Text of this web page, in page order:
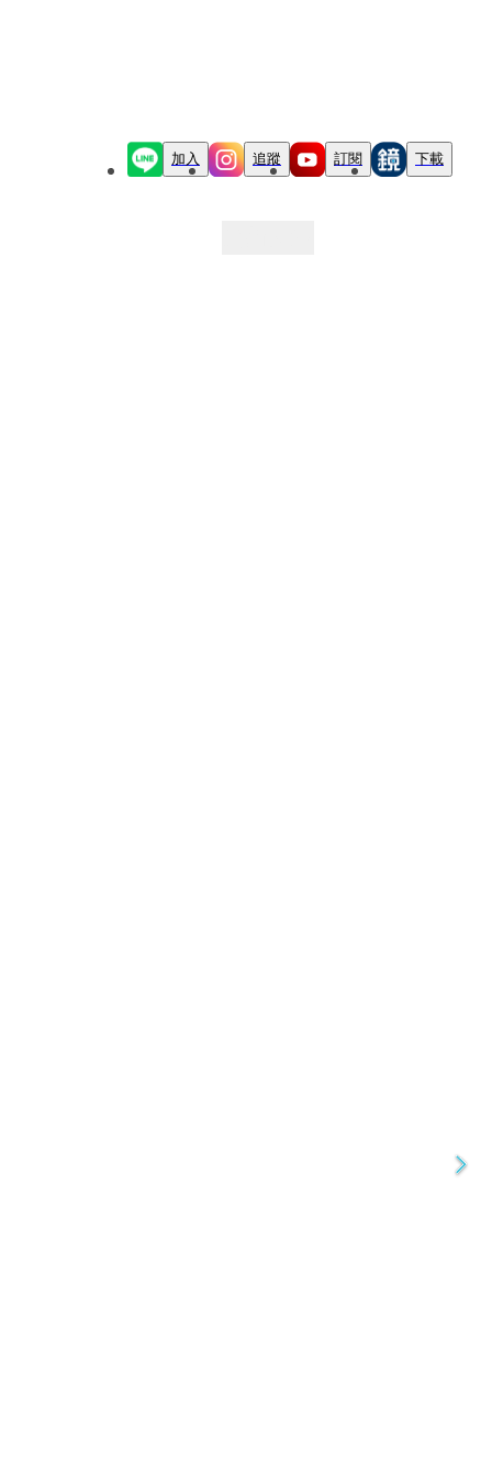
加入 追蹤 訂閱 下載